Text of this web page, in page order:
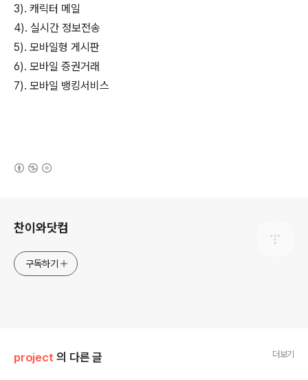
3). 캐릭터 메일
4). 실시간 정보전송
5). 모바일형 게시판
6). 모바일 증권거래
7). 모바일 뱅킹서비스
찬이와닷컴
구독하기
project 의 다른 글 더보기